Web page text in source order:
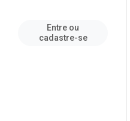
Entre ou
cadastre-se